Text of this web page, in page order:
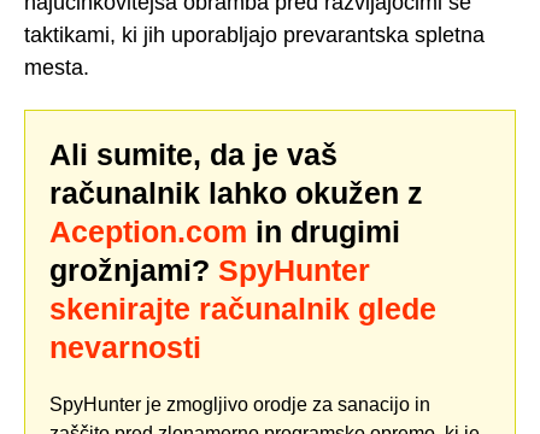
taktikami, ki jih uporabljajo prevarantska spletna
mesta.
Ali sumite, da je vaš
računalnik lahko okužen z
Aception.com in drugimi
grožnjami? SpyHunter
skenirajte računalnik glede
nevarnosti
SpyHunter je zmogljivo orodje za sanacijo in